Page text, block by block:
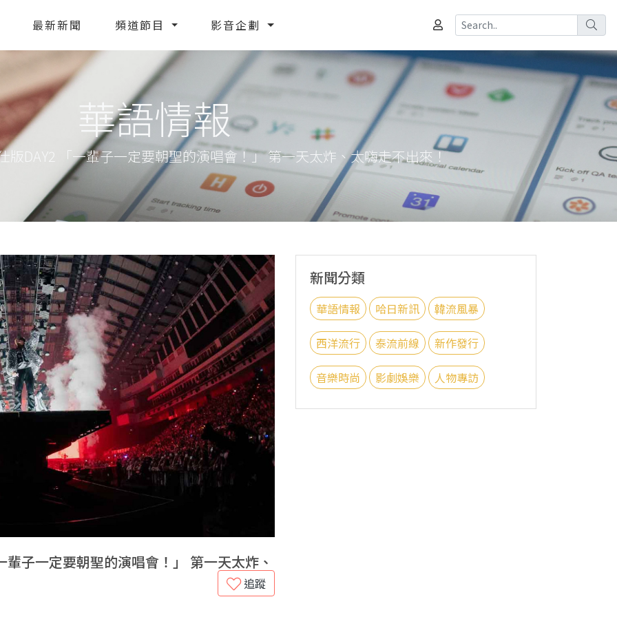
最新新聞 頻道節目 影音企劃
華語情報
版DAY2 「一輩子一定要朝聖的演唱會！」 第一天太炸、太嗨走不出來！
子一定要朝聖的演唱會！」 第一天太炸、
追蹤
新聞分類
華語情報 哈日新訊 韓流風暴
西洋流行 泰流前線 新作發行
音樂時尚 影劇娛樂 人物專訪